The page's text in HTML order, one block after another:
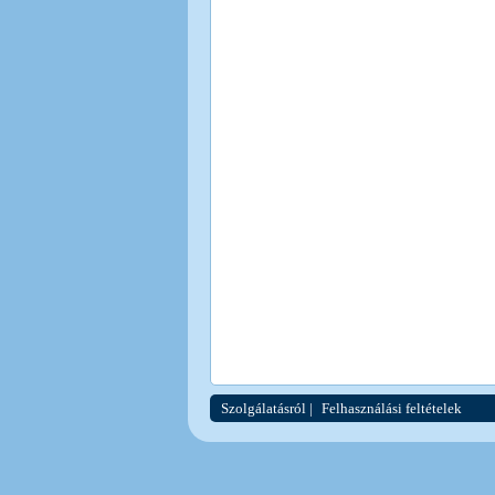
Szolgálatásról | Felhasználási feltételek